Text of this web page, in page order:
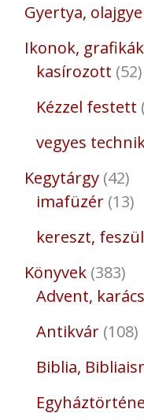
Gyertya,
Ikonok, grafikák
kasírozott 52
Kézzel festett
vegyes
Kegytárgy 42
imafüzér 13
kereszt,
Könyvek 383
Advent,
Antikvár 108
Biblia,